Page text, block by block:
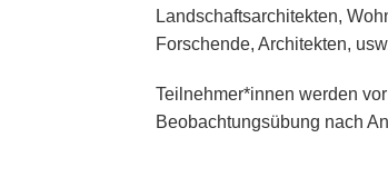
Landschaftsarchitekten,
Forschende, Architekten,
Teilnehmer*innen werden
Beobachtungsübung nach